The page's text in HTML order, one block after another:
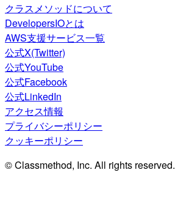
クラスメソッドについて
DevelopersIOとは
AWS支援サービス一覧
公式X(Twitter)
公式YouTube
公式Facebook
公式LinkedIn
アクセス情報
プライバシーポリシー
クッキーポリシー
© Classmethod, Inc. All rights reserved.